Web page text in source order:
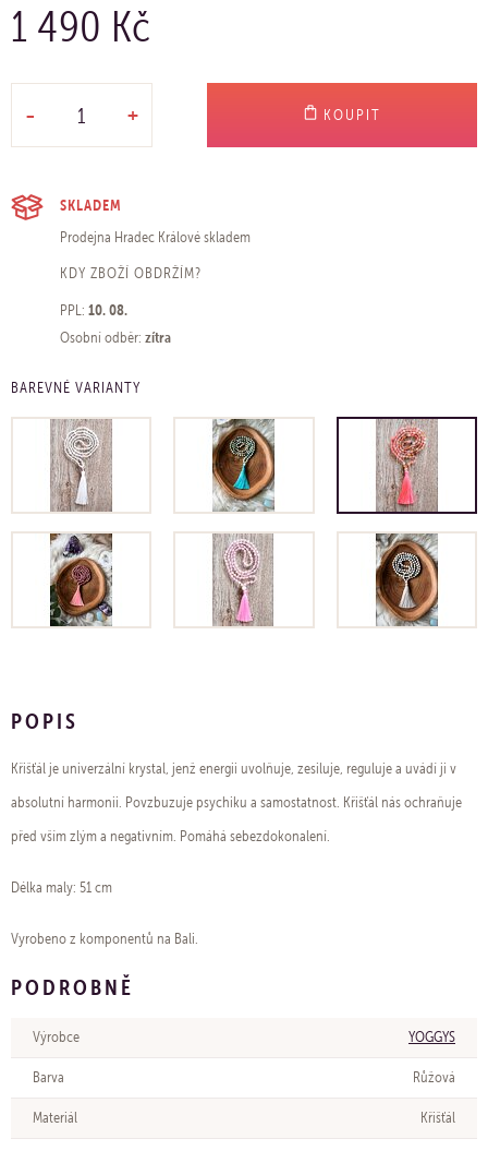
1 490 Kč
- + KOUPIT
SKLADEM
Prodejna Hradec Královéskladem
KDY ZBOŽÍ OBDRŽÍM?
PPL: 10. 08.
Osobní odběr: zítra
BAREVNÉ VARIANTY
POPIS
Křišťál je univerzální krystal, jenž energii uvolňuje, zesiluje, reguluje a uvádí ji v
absolutní harmonii. Povzbuzuje psychiku a samostatnost. Křišťál nás ochraňuje
před vším zlým a negativním. Pomáhá sebezdokonalení.
Délka maly: 51 cm
Vyrobeno z komponentů na Bali.
PODROBNĚ
Výrobce YOGGYS
Barva Růžová
Materiál Křišťál